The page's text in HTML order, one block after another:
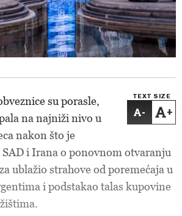
TEXT SIZE
- +
su porasle,
na najniži nivo u
nakon što je
i Irana o ponovnom otvaranju
ublažio strahove od poremećaja u
i podstakao talas kupovine